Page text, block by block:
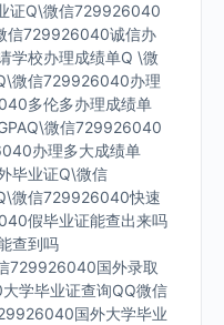
证Q\微信729926040
信729926040诚信办
学校办理成绩单Q \微
微信729926040办理
多伦多办理成绩单
微信729926040
办理多大成绩单
毕业证Q\微信
微信729926040快速
假毕业证能查出来吗
查到吗
729926040国外录取
学毕业证查询QQ微信
国外大学毕业